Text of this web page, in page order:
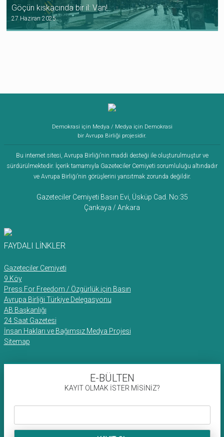
Göçün kıskacında bir il: Van!
27 Haziran 2025
Demokrasi için Medya / Medya için Demokrasi
bir Avrupa Birliği projesidir.
Bu internet sitesi, Avrupa Birliği’nin maddi desteği ile oluşturulmuştur ve
sürdürülmektedir. İçerik tamamıyla Gazeteciler Cemiyeti sorumluluğu altındadır
ve Avrupa Birliği’nin görüşlerini yansıtmak zorunda değildir.
Gazeteciler Cemiyeti Basın Evi, Üsküp Cad. No:35
Çankaya / Ankara
FAYDALI LİNKLER
Gazeteciler Cemiyeti
9.Köy
Press For Freedom / Özgürlük için Basın
Avrupa Birliği Türkiye Delegasyonu
AB Başkanlığı
24 Saat Gazetesi
İnsan Hakları ve Bağımsız Medya Projesi
Sitemap
E-BÜLTEN
KAYIT OLMAK İSTER MİSİNİZ?